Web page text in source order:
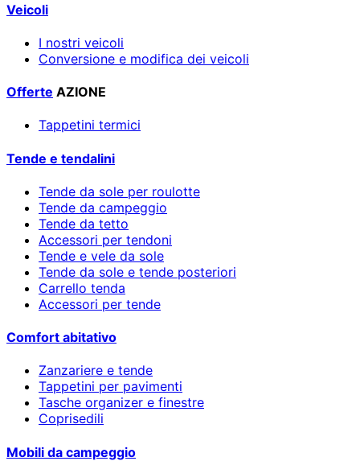
Veicoli
I nostri veicoli
Conversione e modifica dei veicoli
Offerte AZIONE
Tappetini termici
Tende e tendalini
Tende da sole per roulotte
Tende da campeggio
Tende da tetto
Accessori per tendoni
Tende e vele da sole
Tende da sole e tende posteriori
Carrello tenda
Accessori per tende
Comfort abitativo
Zanzariere e tende
Tappetini per pavimenti
Tasche organizer e finestre
Coprisedili
Mobili da campeggio